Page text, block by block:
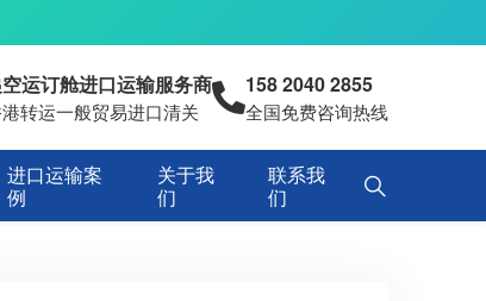
运订舱进口运输服务商
转运一般贸易进口清关
158 2040 2855
全国免费咨询热线
进口运输案
例
关于我
们
联系我
们